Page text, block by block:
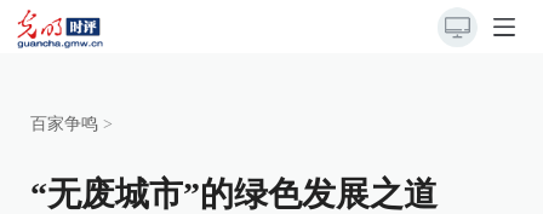
百家争鸣 >
“无废城市”的绿色发展之道